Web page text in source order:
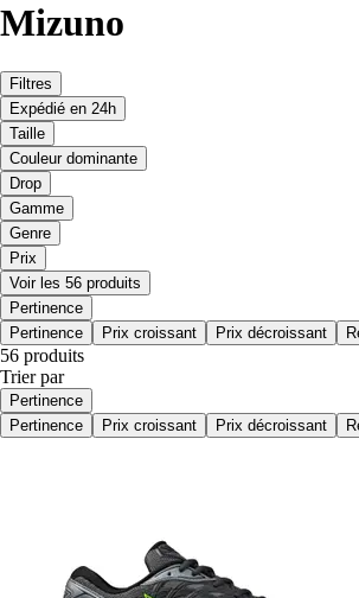
Mizuno
Filtres
Expédié en 24h
Taille
Couleur dominante
Drop
Gamme
Genre
Prix
Voir les 56 produits
Pertinence
Pertinence
Prix croissant Prix décroissant
56 produits
Trier par
Pertinence
Pertinence
Prix croissant Prix décroissant